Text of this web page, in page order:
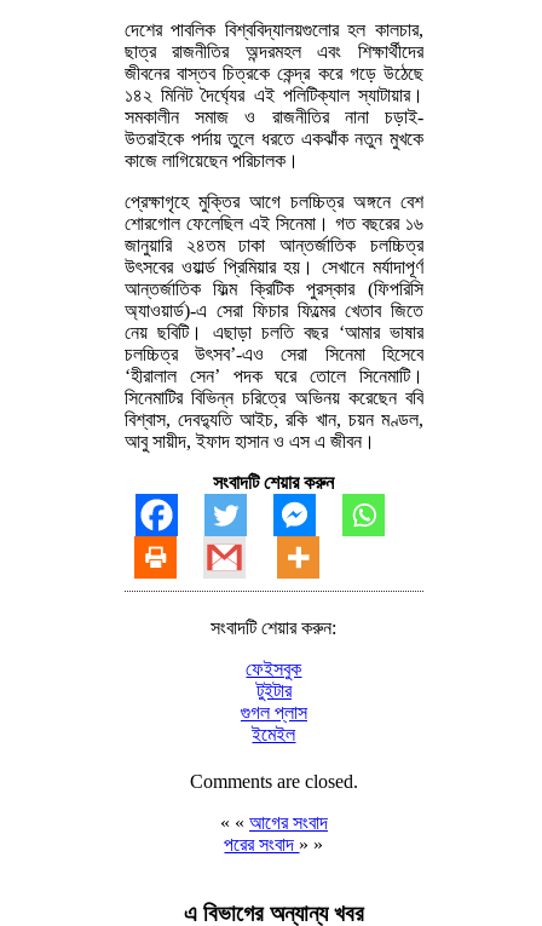
দেশের পাবলিক বিশ্ববিদ্যালয়গুলোর হল কালচার,
ছাত্র রাজনীতির অন্দরমহল এবং শিক্ষার্থীদের
জীবনের বাস্তব চিত্রকে কেন্দ্র করে গড়ে উঠেছে
১৪২ মিনিট দৈর্ঘ্যের এই পলিটিক্যাল স্যাটায়ার।
সমকালীন সমাজ ও রাজনীতির নানা চড়াই-
উতরাইকে পর্দায় তুলে ধরতে একঝাঁক নতুন মুখকে
কাজে লাগিয়েছেন পরিচালক।
প্রেক্ষাগৃহে মুক্তির আগে চলচ্চিত্র অঙ্গনে বেশ
শোরগোল ফেলেছিল এই সিনেমা। গত বছরের ১৬
জানুয়ারি ২৪তম ঢাকা আন্তর্জাতিক চলচ্চিত্র
উৎসবের ওয়ার্ল্ড প্রিমিয়ার হয়। সেখানে মর্যাদাপূর্ণ
আন্তর্জাতিক ফিল্ম ক্রিটিক পুরস্কার (ফিপরিসি
অ্যাওয়ার্ড)-এ সেরা ফিচার ফিল্মের খেতাব জিতে
নেয় ছবিটি। এছাড়া চলতি বছর ‘আমার ভাষার
চলচ্চিত্র উৎসব’-এও সেরা সিনেমা হিসেবে
‘হীরালাল সেন’ পদক ঘরে তোলে সিনেমাটি।
সিনেমাটির বিভিন্ন চরিত্রে অভিনয় করেছেন ববি
বিশ্বাস, দেবদ্যুতি আইচ, রকি খান, চয়ন মণ্ডল,
আবু সায়ীদ, ইফাদ হাসান ও এস এ জীবন।
সংবাদটি শেয়ার করুন
সংবাদটি শেয়ার করুন:
ফেইসবুক
টুইটার
গুগল প্লাস
ইমেইল
Comments are closed.
« « আগের সংবাদ
পরের সংবাদ » »
এ বিভাগের অন্যান্য খবর